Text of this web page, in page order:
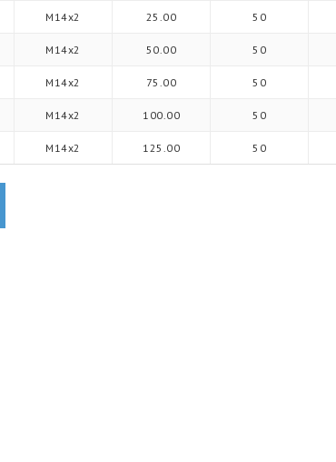
M14x2 25.00 50
M14x2 50.00 50
M14x2 75.00 50
M14x2 100.00 50
M14x2 125.00 50